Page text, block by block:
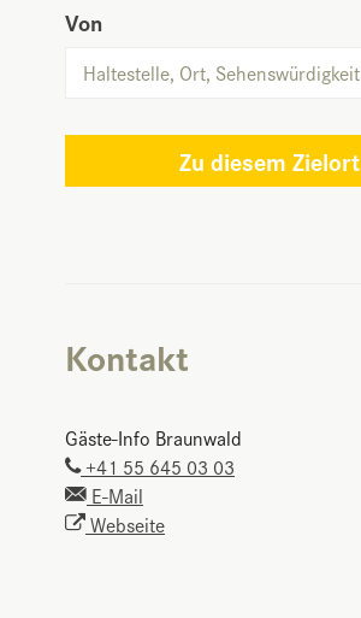
Von
Zu diesem Zielort
Kontakt
Gäste-Info Braunwald
+41 55 645 03 03
E-Mail
Webseite